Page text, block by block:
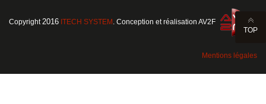
Copyright2016 ITECH SYSTEM . Conception et réalisation AV2F
Mentions légales
TOP